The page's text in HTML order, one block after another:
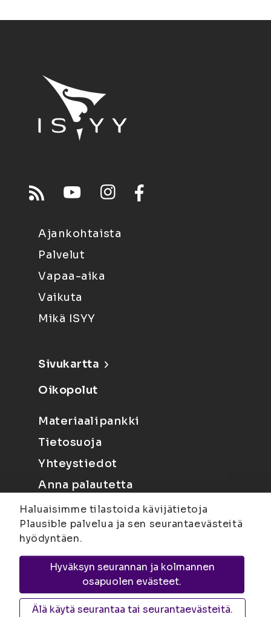
Ajankohtaista
Palvelut
Vapaa-aika
Vaikuta
Mikä ISYY
Sivukartta
Oikopolut
Materiaalipankki
Tietosuoja
Yhteystiedot
Anna palautetta
Joensuu
Suvantokatu 6, 80100 Joensuu |
KuopioYliopistonranta 15, PL 1627, 70211
Kuopio
Haluaisimme tilastoida kävijätietoja
Plausible palvelua ja sen seurantaevästeitä
hyödyntäen.
Hyväksyn seurannan ja kolmannen
osapuolen evästeet.
Älä käytä seurantaa tai seurantaevästeitä.